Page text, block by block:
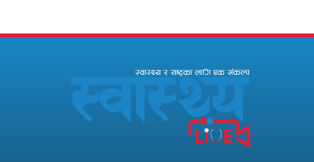
विवादास्पद…